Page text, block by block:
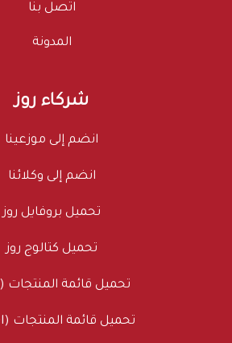
اتصل بنا
المدونة
شركاء روز
انضم إلى موزعينا
انضم إلى وكلائنا
تحميل بروفايل روز
تحميل كتالوج روز
تحميل قائمة المنتجات (pdf)
تحميل قائمة المنتجات (excel)